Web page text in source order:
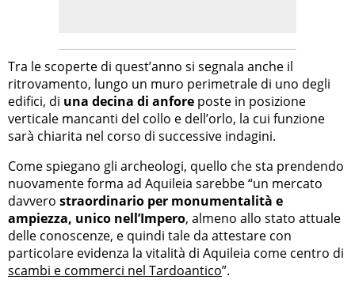
Tra le scoperte di quest’anno si segnala anche il
ritrovamento, lungo un muro perimetrale di uno degli
edifici, di una decina di anfore poste in posizione
verticale mancanti del collo e dell’orlo, la cui funzione
sarà chiarita nel corso di successive indagini.
Come spiegano gli archeologi, quello che sta prendendo
nuovamente forma ad Aquileia sarebbe “un mercato
davvero straordinario per monumentalità e
ampiezza, unico nell’Impero, almeno allo stato attuale
delle conoscenze, e quindi tale da attestare con
particolare evidenza la vitalità di Aquileia come centro di
scambi e commerci nel Tardoantico”.